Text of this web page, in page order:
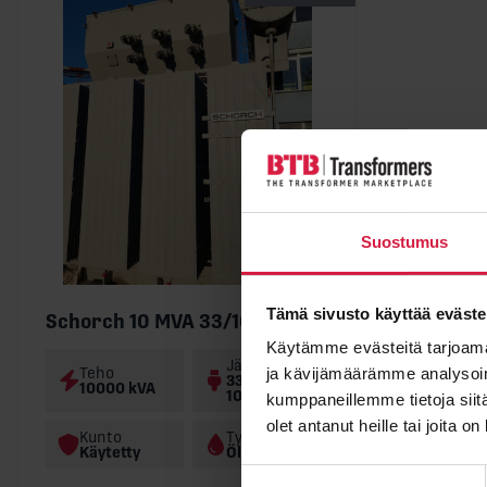
Suostumus
Tämä sivusto käyttää
Käytämme evästeitä
ja kävijämäärämme
kumppaneillemme tietoja
olet antanut heille tai joita
Schorch 10 MVA 33/10,4 kV
Teho
10000 kVA
Jännite
33000 /
10400 kV
Kunto
Käytetty
Tyyppi
Öljy